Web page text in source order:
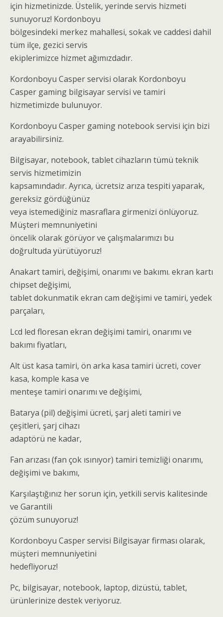
için hizmetinizde. Üstelik, yerinde servis hizmeti
sunuyoruz! Kordonboyu
bölgesindeki merkez mahallesi, sokak ve caddesi dahil
tüm ilçe, gezici servis
ekiplerimizce hizmet ağımızdadır.
Kordonboyu Casper servisi olarak Kordonboyu
Casper gaming bilgisayar servisi ve tamiri
hizmetimizde bulunuyor.
Kordonboyu Casper gaming notebook servisi için bizi
arayabilirsiniz.
Bilgisayar, notebook, tablet cihazların tümü teknik
servis hizmetimizin
kapsamındadır. Ayrıca, ücretsiz arıza tespiti yaparak,
gereksiz gördüğünüz
veya istemediğiniz masraflara girmenizi önlüyoruz.
Müşteri memnuniyetini
öncelik olarak görüyor ve çalışmalarımızı bu
doğrultuda yürütüyoruz!
Anakart tamiri, değişimi, onarımı ve bakımı. ekran kartı
chipset değişimi,
tablet dokunmatik ekran cam değişimi ve tamiri, yedek
parçaları,
Lcd led floresan ekran değişimi tamiri, onarımı ve
bakımı fiyatları,
Alt üst kasa tamiri, ön arka kasa tamiri ücreti, cover
kasa, komple kasa ve
menteşe tamiri onarımı ve değişimi,
Batarya (pil) değişimi ücreti, şarj aleti tamiri ve
çeşitleri, şarj cihazı
adaptörü ne kadar,
Fan arızası (fan çok ısınıyor) tamiri temizliği onarımı,
değişimi ve bakımı,
Karşılaştığınız her sorun için, yetkili servis kalitesinde
ve Garantili
çözüm sunuyoruz!
Kordonboyu Casper servisi Bilgisayar firması olarak,
müşteri memnuniyetini
hedefliyoruz!
Pc, bilgisayar, notebook, laptop, dizüstü, tablet,
ürünlerinize destek veriyoruz.